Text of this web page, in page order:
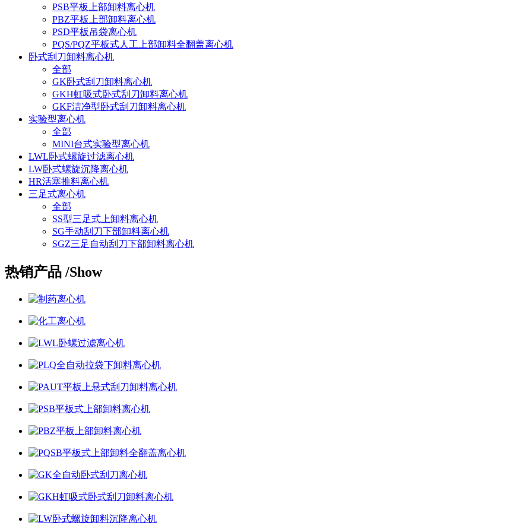
PSB平板上部卸料离心机
PBZ平板上部卸料离心机
PSD平板吊袋离心机
PQS/PQZ平板式人工上部卸料全翻盖离心机
卧式刮刀卸料离心机
全部
GK卧式刮刀卸料离心机
GKH虹吸式卧式刮刀卸料离心机
GKF洁净型卧式刮刀卸料离心机
实验型离心机
全部
MINI台式实验型离心机
LWL卧式螺旋过滤离心机
LW卧式螺旋沉降离心机
HR活塞推料离心机
三足式离心机
全部
SS型三足式上卸料离心机
SG手动刮刀下部卸料离心机
SGZ三足自动刮刀下部卸料离心机
热销产品 /Show